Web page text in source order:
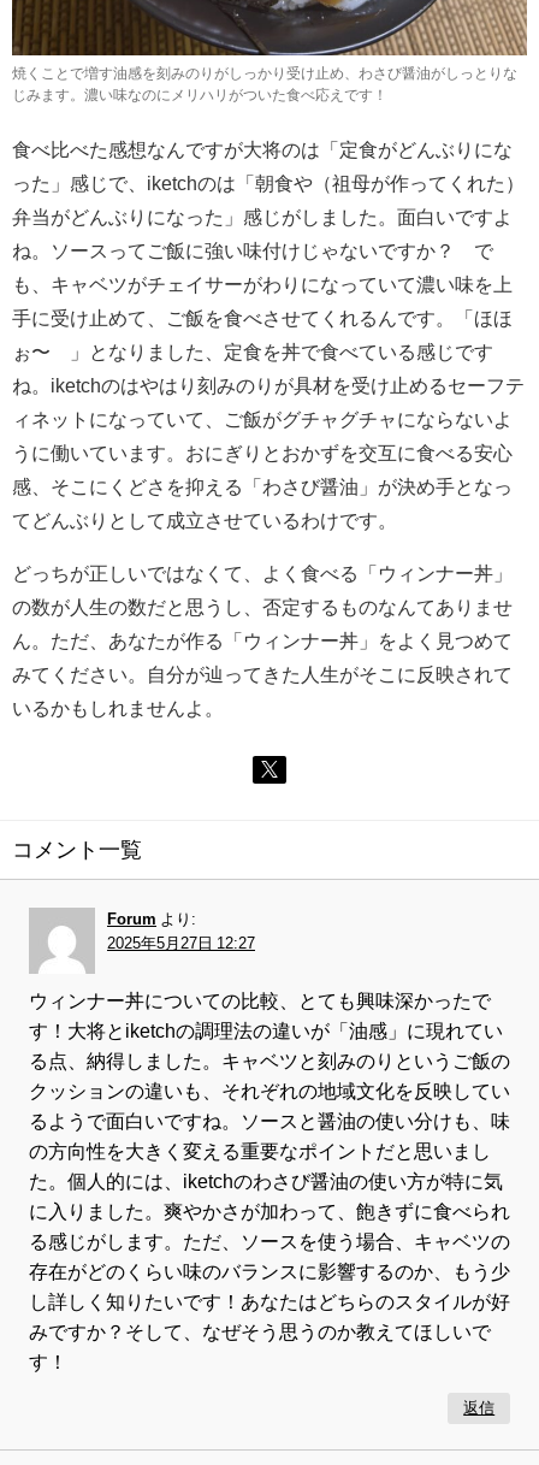
焼くことで増す油感を刻みのりがしっかり受け止め、わさび醤油がしっとりな
じみます。濃い味なのにメリハリがついた食べ応えです！
食べ比べた感想なんですが大将のは「定食がどんぶりにな
った」感じで、iketchのは「朝食や（祖母が作ってくれた）
弁当がどんぶりになった」感じがしました。面白いですよ
ね。ソースってご飯に強い味付けじゃないですか？ で
も、キャベツがチェイサーがわりになっていて濃い味を上
手に受け止めて、ご飯を食べさせてくれるんです。「ほほ
ぉ〜 」となりました、定食を丼で食べている感じです
ね。iketchのはやはり刻みのりが具材を受け止めるセーフテ
ィネットになっていて、ご飯がグチャグチャにならないよ
うに働いています。おにぎりとおかずを交互に食べる安心
感、そこにくどさを抑える「わさび醤油」が決め手となっ
てどんぶりとして成立させているわけです。
どっちが正しいではなくて、よく食べる「ウィンナー丼」
の数が人生の数だと思うし、否定するものなんてありませ
ん。ただ、あなたが作る「ウィンナー丼」をよく見つめて
みてください。自分が辿ってきた人生がそこに反映されて
いるかもしれませんよ。
コメント一覧
Forum より:
2025年5月27日 12:27
ウィンナー丼についての比較、とても興味深かったで
す！大将とiketchの調理法の違いが「油感」に現れてい
る点、納得しました。キャベツと刻みのりというご飯の
クッションの違いも、それぞれの地域文化を反映してい
るようで面白いですね。ソースと醤油の使い分けも、味
の方向性を大きく変える重要なポイントだと思いまし
た。個人的には、iketchのわさび醤油の使い方が特に気
に入りました。爽やかさが加わって、飽きずに食べられ
る感じがします。ただ、ソースを使う場合、キャベツの
存在がどのくらい味のバランスに影響するのか、もう少
し詳しく知りたいです！あなたはどちらのスタイルが好
みですか？そして、なぜそう思うのか教えてほしいで
す！
返信